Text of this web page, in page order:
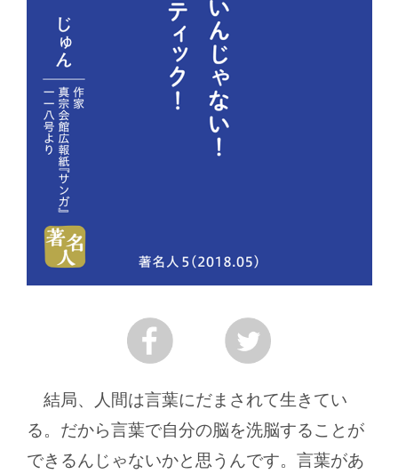
結局、人間は言葉にだまされて生きてい
る。だから言葉で自分の脳を洗脳することが
できるんじゃないかと思うんです。言葉があ